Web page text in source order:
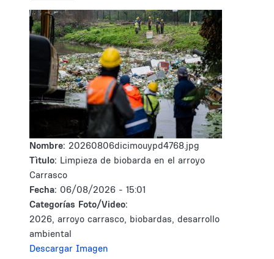
Nombre: 20260806dicimouypd4768.jpg
Tìtulo: Limpieza de biobarda en el arroyo
Carrasco
Fecha: 06/08/2026 - 15:01
Categorías Foto/Video:
2026, arroyo carrasco, biobardas, desarrollo
ambiental
Descargar Imagen